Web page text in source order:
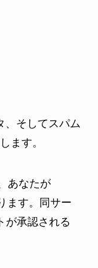
、そしてスパム
ます。
あなたが
ます。同サー
が承認される